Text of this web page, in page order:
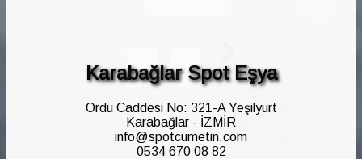
2 3
Karabağlar Spot Eşya
Ordu Caddesi No: 321-A Yeşilyurt
Karabağlar - İZMİR
info@spotcumetin.com
0534 670 08 82